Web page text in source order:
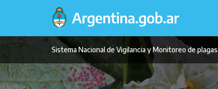
principal
Sistema Nacional de Vigilancia y Monitoreo de plagas